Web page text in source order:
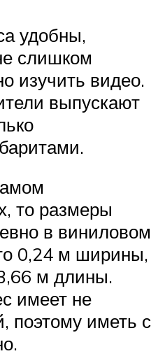
удобны,
слишком
изучить видео.
выпускают
то размеры
в виниловом
0,24 м ширины,
м длины.
имеет не
поэтому иметь с